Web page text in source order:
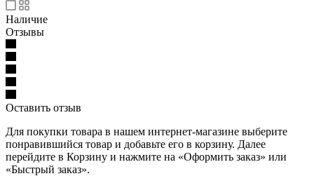
Наличие
Отзывы
Оставить отзыв
Для покупки товара в нашем интернет-магазине выберите
понравившийся товар и добавьте его в корзину. Далее
перейдите в Корзину и нажмите на «Оформить заказ» или
«Быстрый заказ».